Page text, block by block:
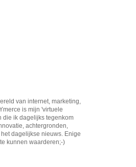
van internet, marketing,
is mijn 'virtuele
die ik dagelijks tegenkom
achtergronden,
dagelijkse nieuws. Enige
kunnen waarderen;-)